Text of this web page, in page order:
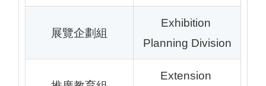
展覽企劃組
Exhibition
Planning Division
Extension